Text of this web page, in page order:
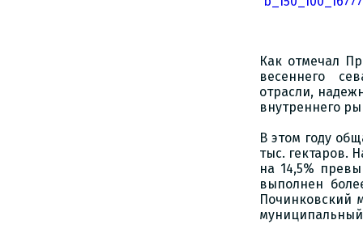
Как отмечал
весеннего
отрасли,
внутреннего
В этом году
тыс. гектаров.
на 14,5%
выполнен
Починковский
муниципальный